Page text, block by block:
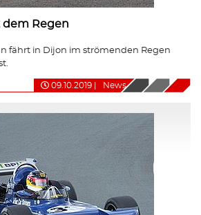
dem Regen
fährt in Dijon im strömenden Regen
09.10.2019 News